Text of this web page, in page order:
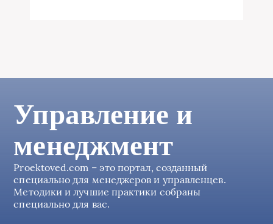
Управление и
менеджмент
Proektoved.com – это портал, созданный
специально для менеджеров и управленцев.
Методики и лучшие практики собраны
специально для вас.